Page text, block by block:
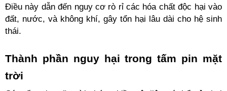
Điều này dẫn đến nguy cơ rò rỉ các hóa chất độc hại vào
đất, nước, và không khí, gây tổn hại lâu dài cho hệ sinh
thái.
Thành phần nguy hại trong tấm pin mặt
trời